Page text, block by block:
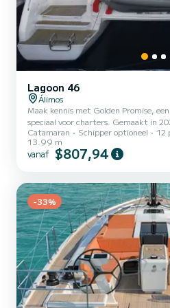
Lagoon 46
Álimos
Maak kennis met Golden Promise,
speciaal voor charters. Gemaakt in
naar de mooiste ankerplaatsen in Alimos
uitzonderlijke cruise beleven op deze
kunt maximaal passagiers ontvangen
Catamaran Schipper optioneel 12
13.99 m
vanaf $807,94
-33%